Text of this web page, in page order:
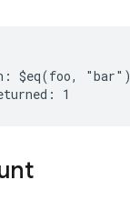
$eq(foo, "bar")